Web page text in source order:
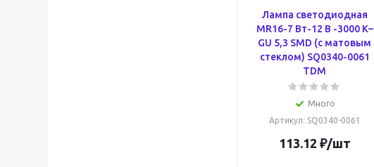
Лампа светодиодная
MR16-7 Вт-12 В -3000 К–
GU 5,3 SMD (с матовым
стеклом) SQ0340-0061
TDM
Много
Артикул: SQ0340-0061
113.12 ₽/шт